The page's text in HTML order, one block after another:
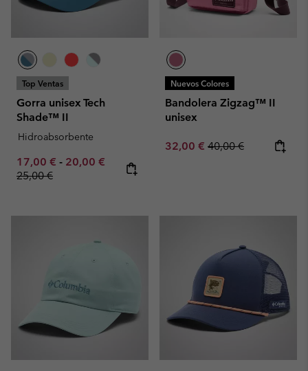
Top Ventas
Gorra unisex Tech
Shade™ II
Hidroabsorbente
Minimum sale price:
17,00 € - Maximum sale price:
20,00 € Regular price:
25,00 €
Nuevos Colores
Bandolera Zigzag™ II
unisex
Sale price:
32,00 € Regular price:
40,00 €